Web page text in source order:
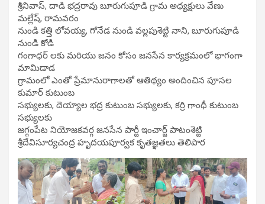
శ్రీనివాస్, దాడి భద్రరావు బూరుగుపూడి గ్రామ అధ్యక్షులు వేణు
మల్లేష్, రామవరం
నుండి కత్తి లోవయ్య, గోనేడ నుండి వల్లపుశెట్టి నాని, బూరుగుపూడి
నుండి కోడి
గంగాధర్ లకు మరియు జనం కోసం జనసేన కార్యక్రమంలో భాగంగా
మామిడాడ
గ్రామంలో ఎంతో ప్రేమానురాగాలతో ఆతిథ్యం అందించిన పూసల
కుమార్ కుటుంబ
సభ్యులకు, దెయ్యాల భద్ర కుటుంబ సభ్యులకు, కర్రి గాంధీ కుటుంబ
సభ్యులకు
జగ్గంపేట నియోజకవర్గ జనసేన పార్టీ ఇంచార్జ్ పాటంశెట్టి
శ్రీదేవిసూర్యచంద్ర హృదయపూర్వక కృతజ్ఞతలు తెలిపార